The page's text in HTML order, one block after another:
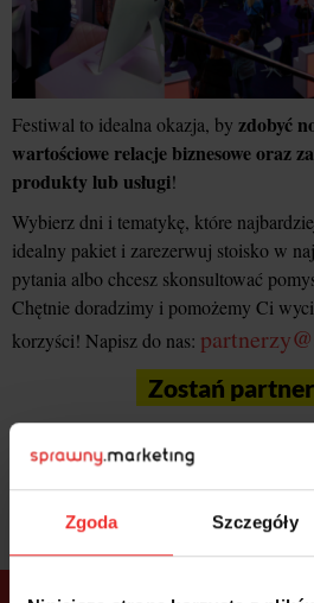
Zgoda Szczegóły
Festiwal to idealna okazja, by zdobyć
wartościowe relacje biznesowe oraz
produkty lub usługi!
Wybierz dni i tematykę, które
idealny pakiet i zarezerwuj stoisko w
pytania albo chcesz skonsultować
Chętnie doradzimy i pomożemy Ci
korzyści! Napisz do nas:
Zostań
Sprawdź bonusyi